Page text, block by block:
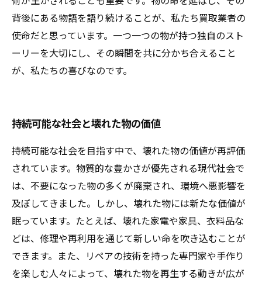
背後にある物語を語り続けることが、私たち買取業者の
使命だと思っています。一つ一つの物が持つ独自のスト
ーリーを大切にし、その瞬間を共に分かち合えること
が、私たちの喜びなのです。
持続可能な社会と壊れた物の価値
持続可能な社会を目指す中で、壊れた物の価値が再評価
されています。物質的な豊かさが優先される現代社会で
は、不要になった物の多くが廃棄され、環境へ悪影響を
及ぼしてきました。しかし、壊れた物には新たな価値が
眠っています。たとえば、壊れた家電や家具、衣料品な
どは、修理や再利用を通じて新しい命を吹き込むことが
できます。また、リペアの技術を持った専門家や手作り
を楽しむ人々によって、壊れた物を再生する動きが広が